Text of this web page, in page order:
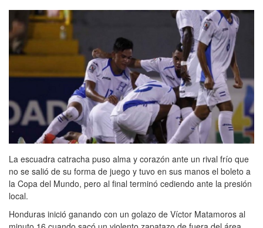
La escuadra catracha puso alma y corazón ante un rival frío que
no se salió de su forma de juego y tuvo en sus manos el boleto a
la Copa del Mundo, pero al final terminó cediendo ante la presión
local.
Honduras inició ganando con un golazo de Víctor Matamoros al